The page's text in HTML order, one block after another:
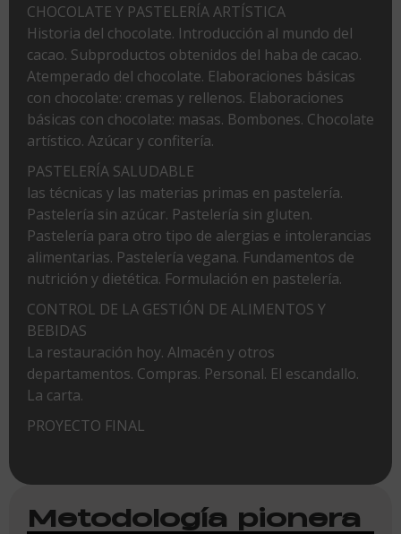
CHOCOLATE Y PASTELERÍA ARTÍSTICA
Historia del chocolate. Introducción al mundo del
cacao. Subproductos obtenidos del haba de cacao.
Atemperado del chocolate. Elaboraciones básicas
con chocolate: cremas y rellenos. Elaboraciones
básicas con chocolate: masas. Bombones. Chocolate
artístico. Azúcar y confitería.
PASTELERÍA SALUDABLE
las técnicas y las materias primas en pastelería.
Pastelería sin azúcar. Pastelería sin gluten.
Pastelería para otro tipo de alergias e intolerancias
alimentarias. Pastelería vegana. Fundamentos de
nutrición y dietética. Formulación en pastelería.
CONTROL DE LA GESTIÓN DE ALIMENTOS Y
BEBIDAS
La restauración hoy. Almacén y otros
departamentos. Compras. Personal. El escandallo.
La carta.
PROYECTO FINAL
Metodología pionera